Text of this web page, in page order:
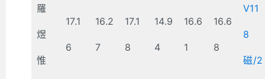
羅
煜
惟
17.1
6
16.2
7
17.1
8
14.9
4
16.6
1
16.6
8
V11
8
磁/2